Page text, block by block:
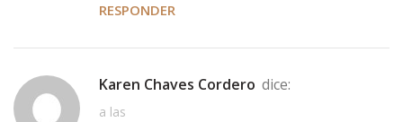
RESPONDER
Karen Chaves Cordero dice:
a las